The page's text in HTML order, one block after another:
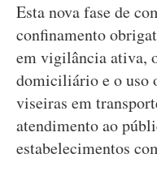
Esta nova fase de
confinamento
em vigilância ativa,
domiciliário e o uso
viseiras em
atendimento ao
estabelecimentos